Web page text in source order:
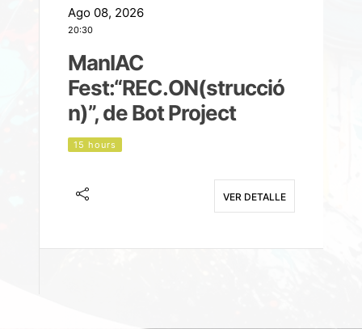
Ago 08, 2026
20:30
ManIAC
Fest:“REC.ON(strucció
n)”, de Bot Project
15 hours
VER DETALLE